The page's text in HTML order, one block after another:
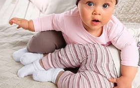
Увеличили выручку
магазину
Смотреть проект